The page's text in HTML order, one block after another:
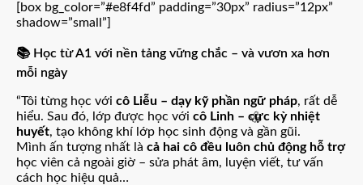
🌸
[box bg_color=”#e8f4fd” padding=”30px” radius=”12px”
shadow=”small”]
📚 Học từ A1 với nền tảng vững chắc – và vươn xa hơn
mỗi ngày
“Tôi từng học với cô Liễu – dạy kỹ phần ngữ pháp, rất dễ
hiểu. Sau đó, lớp được học với cô Linh – cực kỳ nhiệt
huyết, tạo không khí lớp học sinh động và gần gũi.
Mình ấn tượng nhất là cả hai cô đều luôn chủ động hỗ trợ
học viên cả ngoài giờ – sửa phát âm, luyện viết, tư vấn
cách học hiệu quả…